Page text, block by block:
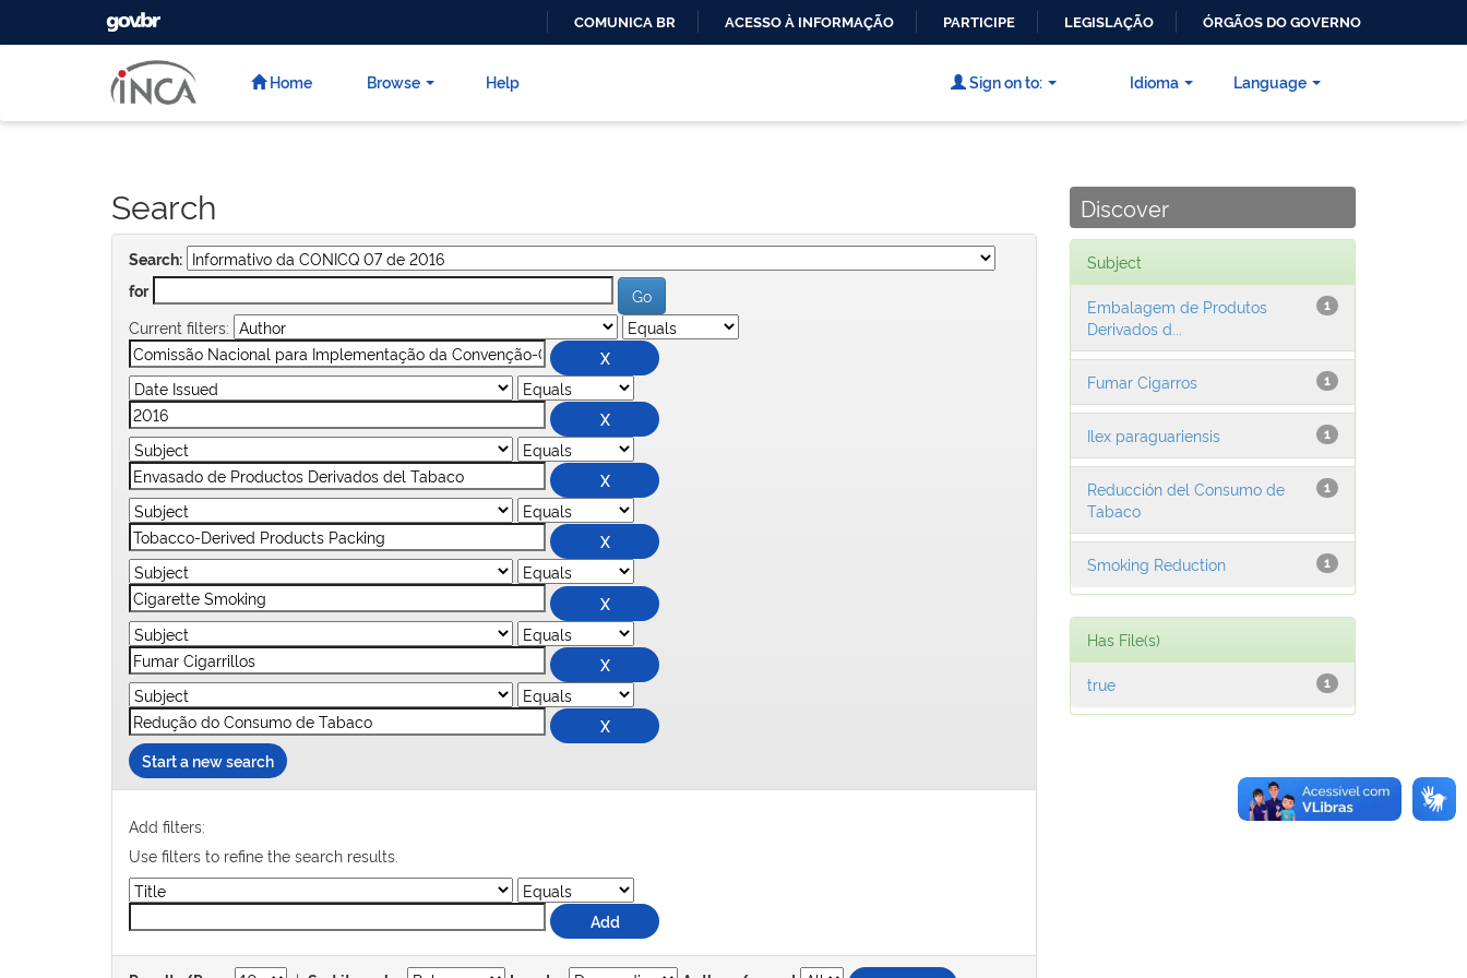
CONTEÚDO
GOVBR
COMUNICA BR ACESSO À INFORMAÇÃO PARTICIPE LEGISLAÇÃO ÓRGÃOS DO GOVERNO
Home Browse Help Language
Sign on to: Idioma
Search
Search:
for
Current filters:
Start a new search
Add filters:
Use filters to refine the search results.
Discover
Subject
1
Embalagem de Produtos
Derivados d...
1
Fumar Cigarros
1
Ilex paraguariensis
1
Reducción del Consumo de
Tabaco
1
Smoking Reduction
Has File(s)
1
true